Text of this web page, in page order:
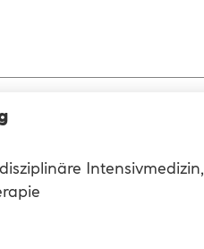
Intensivmedizin,